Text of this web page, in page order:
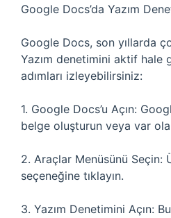
Google Docs’da Yazım
Google Docs, son yıllarda
Yazım denetimini aktif hale
adımları izleyebilirsiniz:
1. Google Docs’u Açın:
belge oluşturun veya var
2. Araçlar Menüsünü Seçin:
seçeneğine tıklayın.
3. Yazım Denetimini Açın: